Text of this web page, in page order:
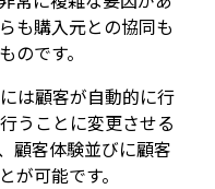
も購入元との協同も
のです。
は顧客が自動的に行
うことに変更させる
顧客体験並びに顧客
が可能です。